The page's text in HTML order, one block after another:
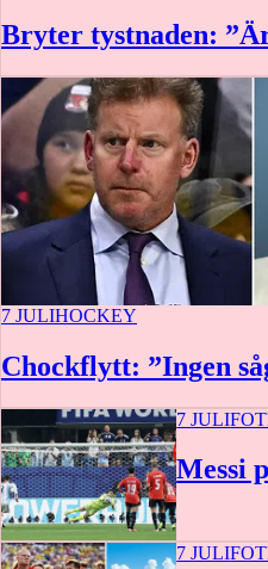
Bryter tystnaden:
7 JULIHOCKEY
Chockflytt: ”Ingen
7 JULI
Messi
7 JULI